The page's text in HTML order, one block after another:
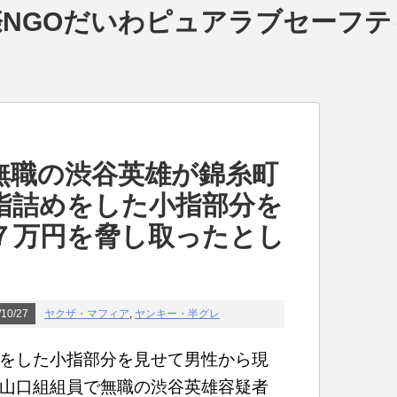
だいわピュアラブセーフテ
職の渋谷英雄が錦糸町
詰めをした小指部分を
万円を脅し取ったとし
27 ヤクザ・マフィア, ヤンキー・半グレ
した小指部分を見せて男性から現
口組組員で無職の渋谷英雄容疑者